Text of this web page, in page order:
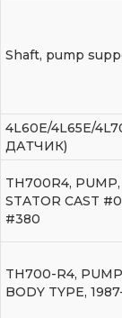
Shaft, pump
4L60E/4L65E/
ДАТЧИК)
TH700R4,
STATOR CAST
#380
TH700-R4,
BODY TYPE,